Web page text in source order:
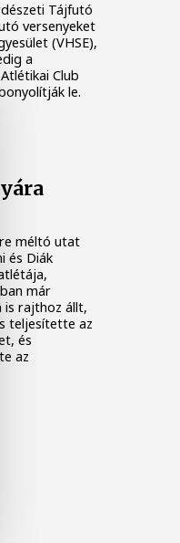
Tájfutó
versenyeket
(VHSE),
a
Club
le.
méltó utat
és Diák
már
is rajthoz állt,
teljesítette az
és
az